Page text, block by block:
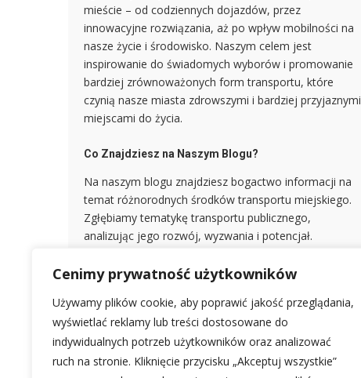
Cenimy prywatność użytkowników
Używamy plików cookie, aby poprawić jakość przeglądania,
wyświetlać reklamy lub treści dostosowane do
indywidualnych potrzeb użytkowników oraz analizować
ruch na stronie. Kliknięcie przycisku „Akceptuj wszystkie”
mieście – od codziennych dojazdów, przez
innowacyjne rozwiązania, aż po wpływ mobilności na
nasze życie i środowisko. Naszym celem jest
inspirowanie do świadomych wyborów i promowanie
bardziej zrównoważonych form transportu, które
czynią nasze miasta zdrowszymi i bardziej przyjaznymi
miejscami do życia.
Co Znajdziesz na Naszym Blogu?
Na naszym blogu znajdziesz bogactwo informacji na
temat różnorodnych środków transportu miejskiego.
Zgłębiamy tematykę transportu publicznego,
analizując jego rozwój, wyzwania i potencjał.
branży mikromobilności – od hulajnóg elektrycznych
przyszłości mobilności. Nie zapominamy o klasycznych
rozwiązaniach, takich jak chodzenie i jazda na
rowerze, podkreślając ich korzyści zdrowotne i
ekologiczne.